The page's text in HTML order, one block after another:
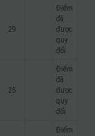
29
Điểm
đã
được
quy
đổi
25
Điểm
đã
được
quy
đổi
Điểm